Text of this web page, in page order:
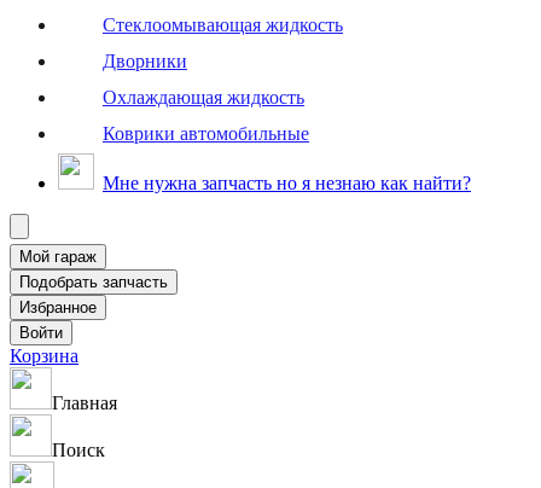
Стеклоомывающая жидкость
Дворники
Охлаждающая жидкость
Коврики автомобильные
Мне нужна запчасть но я незнаю как найти?
Корзина
Главная
Поиск